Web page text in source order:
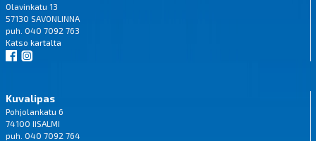
Olavinkatu 13
57130 SAVONLINNA
puh. 040 7092 763
Katso kartalta
Kuvalipas
Pohjolankatu 6
74100 IISALMI
puh. 040 7092 764